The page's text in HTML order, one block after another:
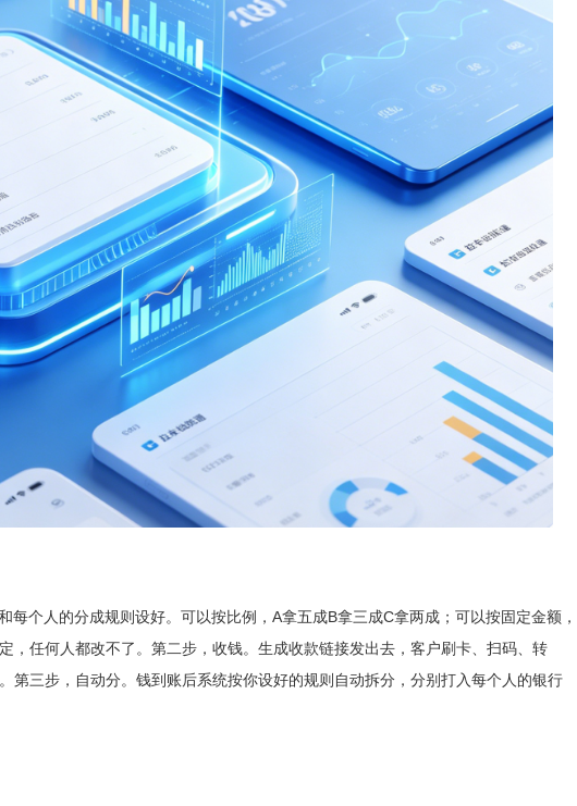
人的分成规则设好。可以按比例，A拿五成B拿三成C拿两成；可以按固定金额，
任何人都改不了。第二步，收钱。生成收款链接发出去，客户刷卡、扫码、转
三步，自动分。钱到账后系统按你设好的规则自动拆分，分别打入每个人的银行